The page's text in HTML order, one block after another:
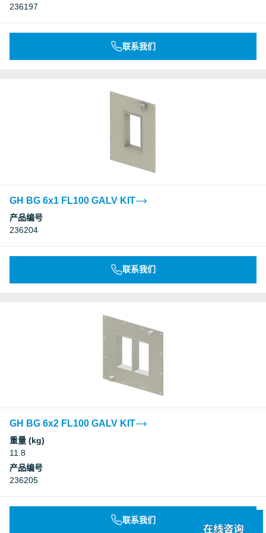
236197
联系我们
GH BG 6x1 FL100 GALV KIT
产品编号
236204
联系我们
GH BG 6x2 FL100 GALV KIT
重量 (kg)
11.8
产品编号
236205
联系我们